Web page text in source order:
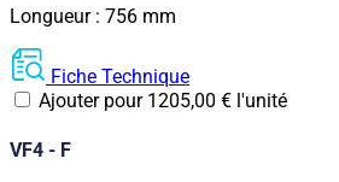
Longueur : 756 mm
Fiche Technique
Ajouter pour 1205,00 € l'unité
VF4 - F